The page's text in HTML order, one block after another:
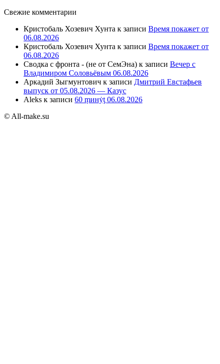
Свежие комментарии
Кристобаль Хозевич Хунта к записи Время покажет от
06.08.2026
Кристобаль Хозевич Хунта к записи Время покажет от
06.08.2026
Сводка с фронта - (не от СемЭна) к записи Вечер с
Владимиром Соловьёвым 06.08.2026
Аркадий Зыгмунтович к записи Дмитрий Евстафьев
выпуск от 05.08.2026 — Казус
Aleks к записи 60 ṃинẏƫ 06.08.2026
© All-make.su